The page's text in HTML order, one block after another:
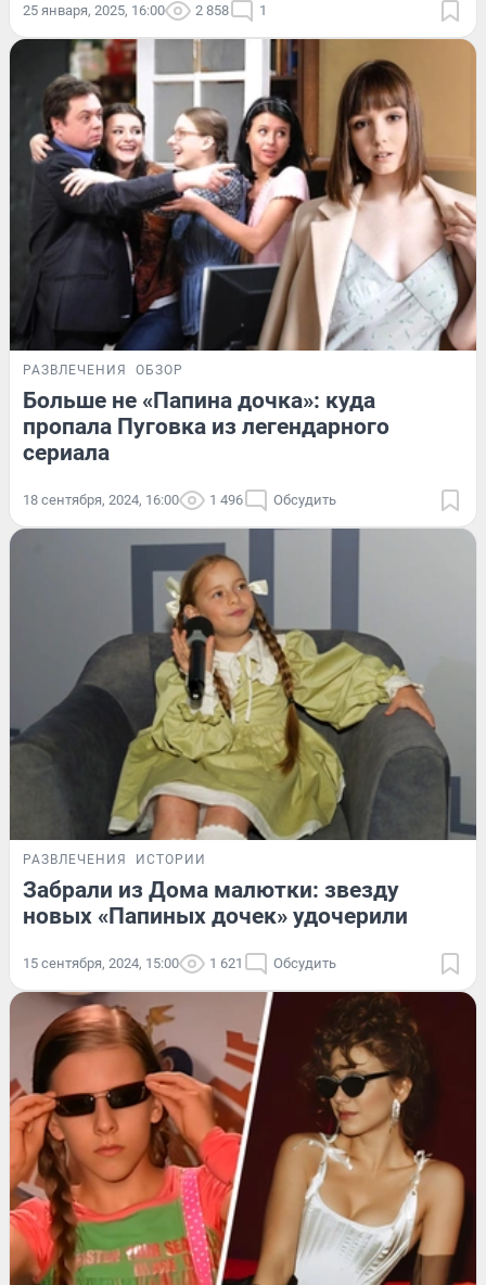
25 января, 2025, 16:00 2 858 1
РАЗВЛЕЧЕНИЯ ОБЗОР
Больше не «Папина дочка»: куда
пропала Пуговка из легендарного
сериала
18 сентября, 2024, 16:00 1 496 Обсудить
РАЗВЛЕЧЕНИЯ ИСТОРИИ
Забрали из Дома малютки: звезду
новых «Папиных дочек» удочерили
15 сентября, 2024, 15:00 1 621 Обсудить